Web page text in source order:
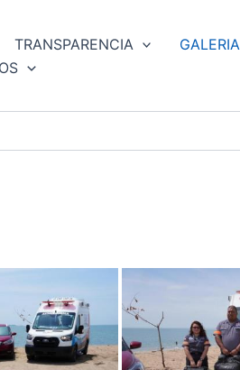
TRANSPARENCIA
GALERIA